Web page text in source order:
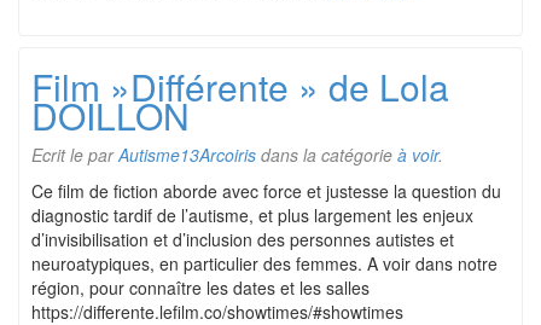
Film »Différente » de Lola
DOILLON
Ecrit le parAutisme13Arcoiris dans la catégorie à voir.
Ce film de fiction aborde avec force et justesse la question du
diagnostic tardif de l’autisme, et plus largement les enjeux
d’invisibilisation et d’inclusion des personnes autistes et
neuroatypiques, en particulier des femmes. A voir dans notre
région, pour connaître les dates et les salles
https://differente.lefilm.co/showtimes/#showtimes